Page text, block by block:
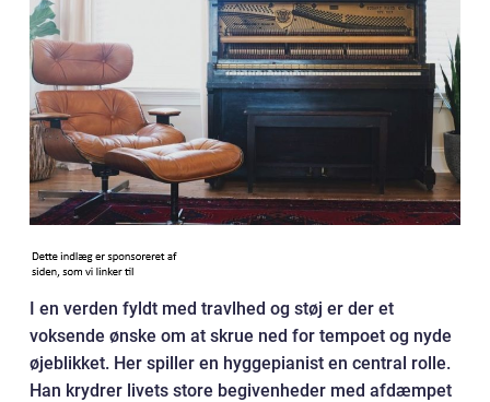
I en verden fyldt med travlhed og støj er der et
voksende ønske om at skrue ned for tempoet og nyde
øjeblikket. Her spiller en hyggepianist en central rolle.
Han krydrer livets store begivenheder med afdæmpet